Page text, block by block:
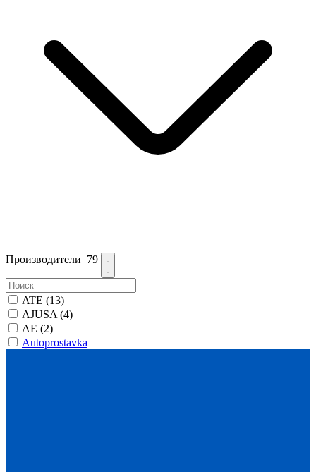
Производители 79
ATE (13)
AJUSA (4)
AE (2)
Autoprostavka